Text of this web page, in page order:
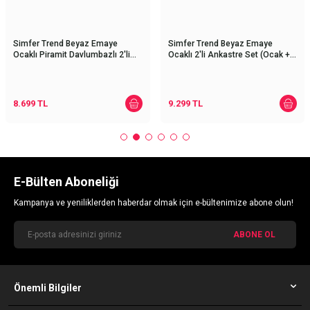
Simfer Trend Beyaz Emaye
Ocaklı Piramit Davlumbazlı 2'li
8.699 TL
Simfer Trend Beyaz Emaye
Ocaklı 2'li Ankastre Set (Ocak +
9.299TL
E-Bülten Aboneliği
Kampanya ve yeniliklerden haberdar olmak için e-bültenimize abone olun!
ABONE OL
Önemli Bilgiler